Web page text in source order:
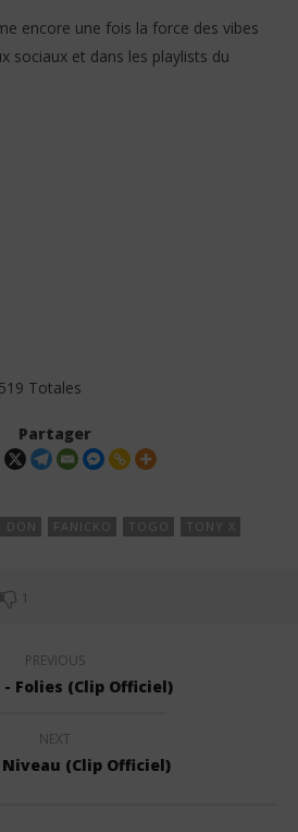
encore une fois la force des vibes
sociaux et dans les playlists du
Totales
Partager
DON FANICKO TOGO TONY X
1
PREVIOUS
- Folies (Clip Officiel)
NEXT
Niveau (Clip Officiel)